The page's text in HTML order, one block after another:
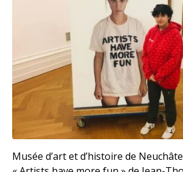
Musée d’art et d’histoire de